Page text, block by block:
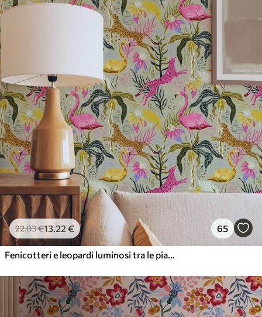
22.03€13.22 € 65
Fenicotteri e leopardi luminosi tra le piante tropicali